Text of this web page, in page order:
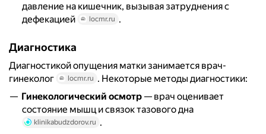
давление на кишечник, вызывая затруднения с
дефекацией
locmr.ru .
Диагностика
Диагностикой опущения матки занимается врач-
гинеколог
locmr.ru . Некоторые методы диагностики:
Гинекологический осмотр — врач оценивает
состояние мышц и связок тазового дна
klinikabudzdorov.ru .